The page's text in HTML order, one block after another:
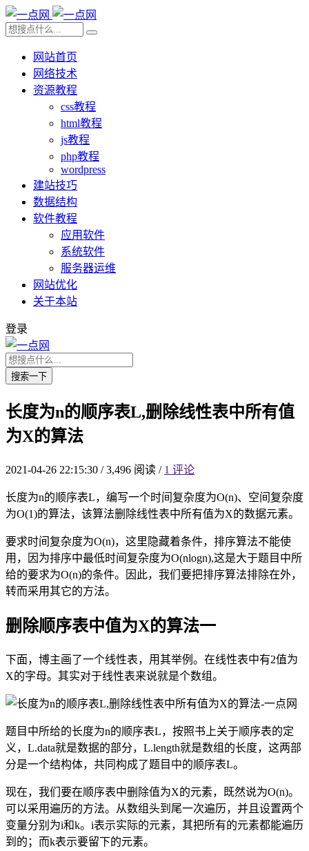
网站首页
网络技术
资源教程
css教程
html教程
js教程
php教程
wordpress
建站技巧
数据结构
软件教程
应用软件
系统软件
服务器运维
网站优化
关于本站
登录
搜索一下
长度为n的顺序表L,删除线性表中所有值
为X的算法
2021-04-26 22:15:30 /3,496 阅读 / 1 评论
长度为n的顺序表L，编写一个时间复杂度为O(n)、空间复杂度
为O(1)的算法，该算法删除线性表中所有值为X的数据元素。
要求时间复杂度为O(n)，这里隐藏着条件，排序算法不能使
用，因为排序中最低时间复杂度为O(nlogn),这是大于题目中所
给的要求为O(n)的条件。因此，我们要把排序算法排除在外，
转而采用其它的方法。
删除顺序表中值为X的算法一
下面，博主画了一个线性表，用其举例。在线性表中有2值为
X的字母。其实对于线性表来说就是个数组。
题目中所给的长度为n的顺序表L，按照书上关于顺序表的定
义，L.data就是数据的部分，L.length就是数组的长度，这两部
分是一个结构体，共同构成了题目中的顺序表L。
现在，我们要在顺序表中删除值为X的元素，既然说为O(n)。
可以采用遍历的方法。从数组头到尾一次遍历，并且设置两个
变量分别为i和k。i表示实际的元素，其把所有的元素都能遍历
到的；而k表示要留下的元素。